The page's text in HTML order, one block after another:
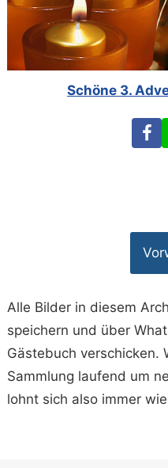
Schöne 3.
Alle Bilder in diesem
speichern und über
Gästebuch verschicken.
Sammlung laufend um
lohnt sich also immer